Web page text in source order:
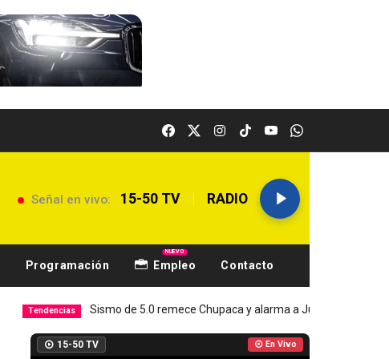
Señal en vivo: 15-50 TV | RADIO
Programación Empleo
NUEVO
Contacto
Sismo de 5.0 remece Chupaca y alarma a Junín Local Hospital El
15-50 TV En Vivo